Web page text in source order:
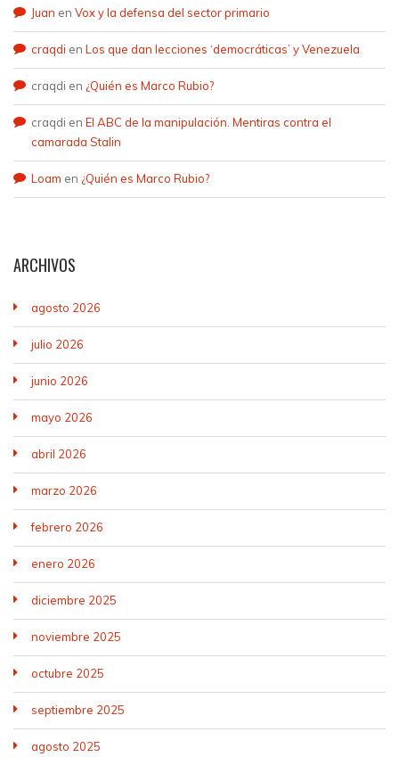
Juan en Vox y la defensa del sector primario
craqdi en Los que dan lecciones ‘democráticas’ y Venezuela
craqdi en ¿Quién es Marco Rubio?
craqdi en El ABC de la manipulación. Mentiras contra el
camarada Stalin
Loam en ¿Quién es Marco Rubio?
ARCHIVOS
agosto 2026
julio 2026
junio 2026
mayo 2026
abril 2026
marzo 2026
febrero 2026
enero 2026
diciembre 2025
noviembre 2025
octubre 2025
septiembre 2025
agosto 2025